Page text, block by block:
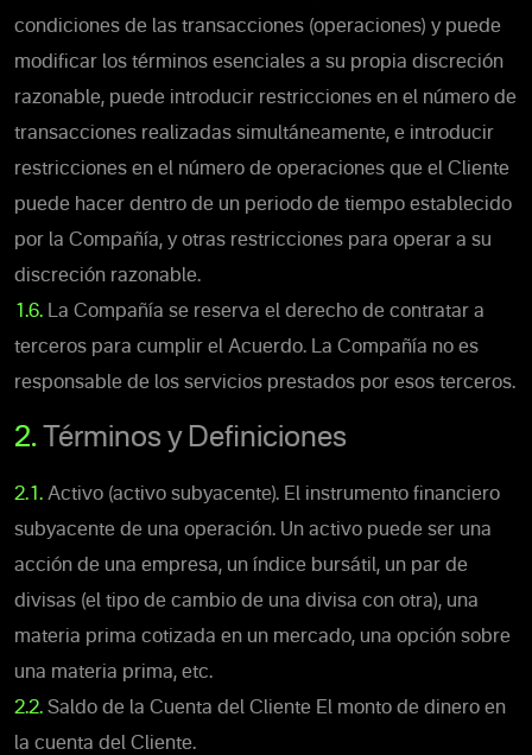
condiciones de las transacciones (operaciones) y puede
modificar los términos esenciales a su propia discreción
razonable, puede introducir restricciones en el número de
transacciones realizadas simultáneamente, e introducir
restricciones en el número de operaciones que el Cliente
puede hacer dentro de un periodo de tiempo establecido
por la Compañía, y otras restricciones para operar a su
discreción razonable.
1.6. La Compañía se reserva el derecho de contratar a
terceros para cumplir el Acuerdo. La Compañía no es
responsable de los servicios prestados por esos terceros.
2. Términos y Definiciones
2.1. Activo (activo subyacente). El instrumento financiero
subyacente de una operación. Un activo puede ser una
acción de una empresa, un índice bursátil, un par de
divisas (el tipo de cambio de una divisa con otra), una
materia prima cotizada en un mercado, una opción sobre
una materia prima, etc.
2.2. Saldo de la Cuenta del Cliente El monto de dinero en
la cuenta del Cliente.